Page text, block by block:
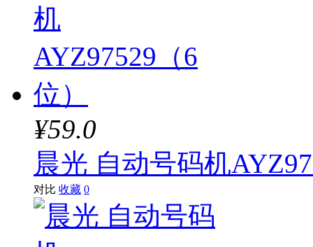
¥59.0
晨光 自动号码机
对比 收藏 0